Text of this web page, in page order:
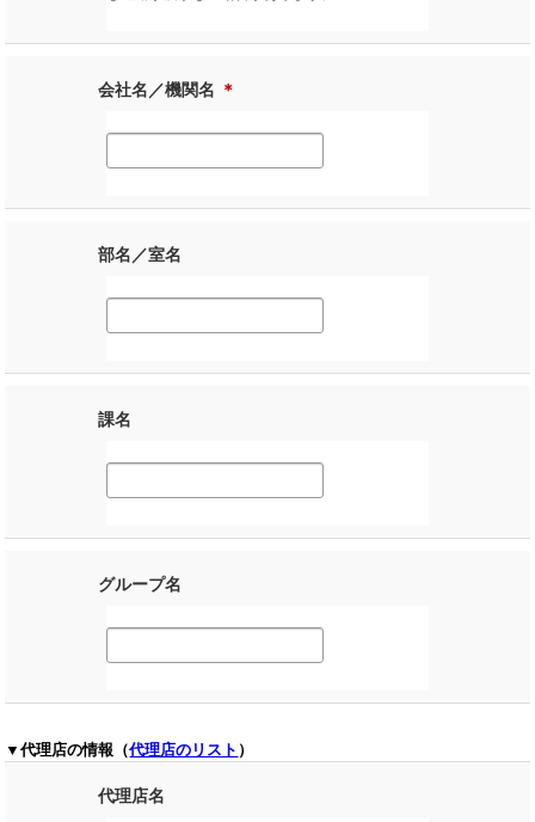
会社名／機関名 ＊
部名／室名
課名
グループ名
▼代理店の情報（代理店のリスト ）
代理店名